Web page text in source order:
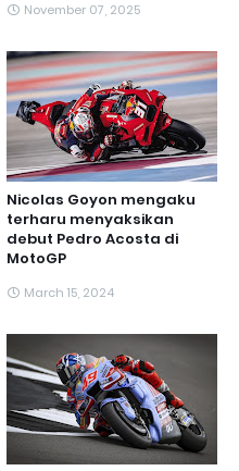
November 07, 2025
Nicolas Goyon mengaku
terharu menyaksikan
debut Pedro Acosta di
MotoGP
March 15, 2024